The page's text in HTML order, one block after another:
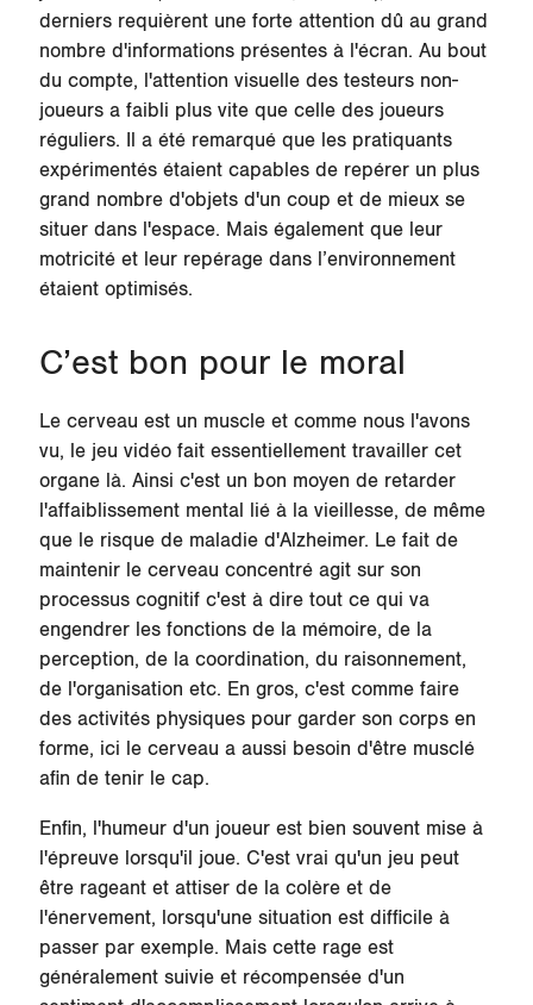
derniers requièrent une forte attention dû au grand
nombre d'informations présentes à l'écran. Au bout
du compte, l'attention visuelle des testeurs non-
joueurs a faibli plus vite que celle des joueurs
réguliers. Il a été remarqué que les pratiquants
expérimentés étaient capables de repérer un plus
grand nombre d'objets d'un coup et de mieux se
situer dans l'espace. Mais également que leur
motricité et leur repérage dans l’environnement
étaient optimisés.
C’est bon pour le moral
Le cerveau est un muscleet comme nous l'avons
vu, le jeu vidéo fait essentiellement travailler cet
organe là. Ainsi c'est un bon moyen de retarder
l'affaiblissement mental lié à la vieillesse, de même
que le risque de maladie d'Alzheimer. Le fait de
maintenir le cerveau concentré agit sur son
processus cognitif c'est à dire tout ce qui va
engendrer les fonctions de la mémoire, de la
perception, de la coordination, du raisonnement,
de l'organisation etc. En gros, c'est comme faire
des activités physiques pour garder son corps en
forme, ici le cerveau a aussi besoin d'être musclé
afin de tenir le cap.
Enfin, l'humeur d'un joueur est bien souvent mise à
l'épreuve lorsqu'il joue. C'est vrai qu'un jeu peut
être rageant et attiser de la colère et de
l'énervement, lorsqu'une situation est difficile à
passer par exemple. Mais cette rage est
généralement suivie et récompensée d'un